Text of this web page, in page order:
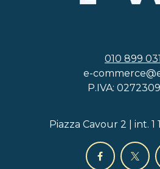
010 899
e-
P.IVA:
Piazza Cavour 2 | int. 1